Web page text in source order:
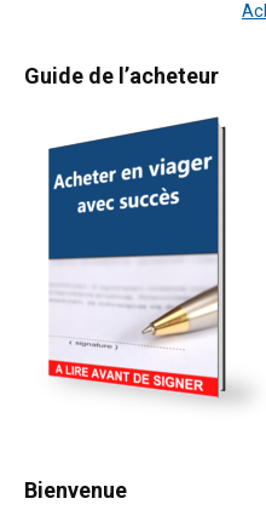
Primary
Guide de l’acheteur
Bienvenue